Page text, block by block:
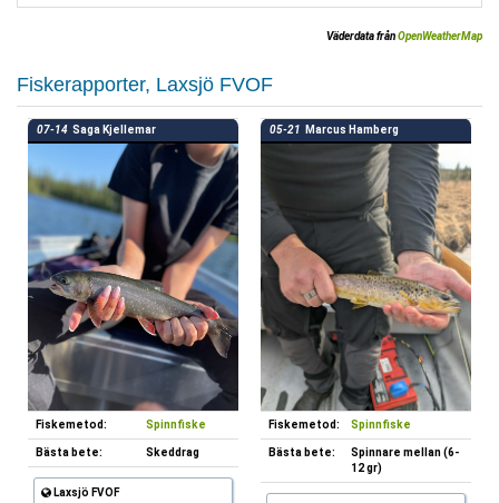
Väderdata frånOpenWeatherMap
Fiskerapporter, Laxsjö FVOF
07-14 Saga Kjellemar
Fiskemetod: Spinnfiske
Bästa bete: Skeddrag
Laxsjö FVOF
05-21 Marcus Hamberg
Fiskemetod: Spinnfiske
Bästa bete:
Spinnare mellan (6-
12 gr)